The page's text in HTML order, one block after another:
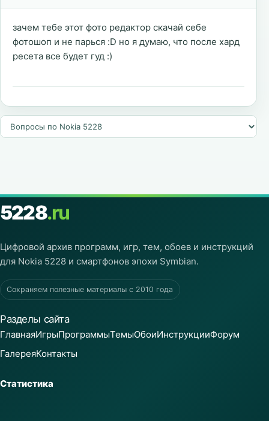
зачем тебе этот фото редактор скачай себе
фотошоп и не парься :D но я думаю, что после хард
ресета все будет гуд :)
5228.ru
Цифровой архив программ, игр, тем, обоев и инструкций
для Nokia 5228 и смартфонов эпохи Symbian.
Сохраняем полезные материалы с 2010 года
Разделы сайта
ГлавнаяИгрыПрограммыТемыОбоиИнструкцииФорум
ГалереяКонтакты
Статистика